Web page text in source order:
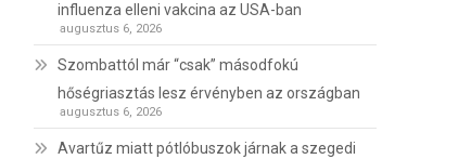
influenza elleni vakcina az USA-ban
augusztus 6, 2026
Szombattól már “csak” másodfokú
hőségriasztás lesz érvényben az országban
augusztus 6, 2026
Avartűz miatt pótlóbuszok járnak a szegedi